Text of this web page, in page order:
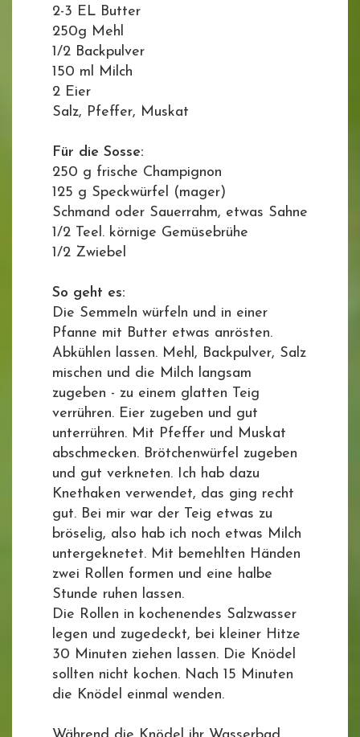
2-3 EL Butter
250g Mehl
1/2 Backpulver
150 ml Milch
2 Eier
Salz, Pfeffer, Muskat
Für die Sosse:
250 g frische Champignon
125 g Speckwürfel (mager)
Schmand oder Sauerrahm, etwas Sahne
1/2 Teel. körnige Gemüsebrühe
1/2 Zwiebel
So geht es:
Die Semmeln würfeln und in einer
Pfanne mit Butter etwas anrösten.
Abkühlen lassen. Mehl, Backpulver, Salz
mischen und die Milch langsam
zugeben - zu einem glatten Teig
verrühren. Eier zugeben und gut
unterrühren. Mit Pfeffer und Muskat
abschmecken. Brötchenwürfel zugeben
und gut verkneten. Ich hab dazu
Knethaken verwendet, das ging recht
gut. Bei mir war der Teig etwas zu
bröselig, also hab ich noch etwas Milch
untergeknetet. Mit bemehlten Händen
zwei Rollen formen und eine halbe
Stunde ruhen lassen.
Die Rollen in kochenendes Salzwasser
legen und zugedeckt, bei kleiner Hitze
30 Minuten ziehen lassen. Die Knödel
sollten nicht kochen. Nach 15 Minuten
die Knödel einmal wenden.